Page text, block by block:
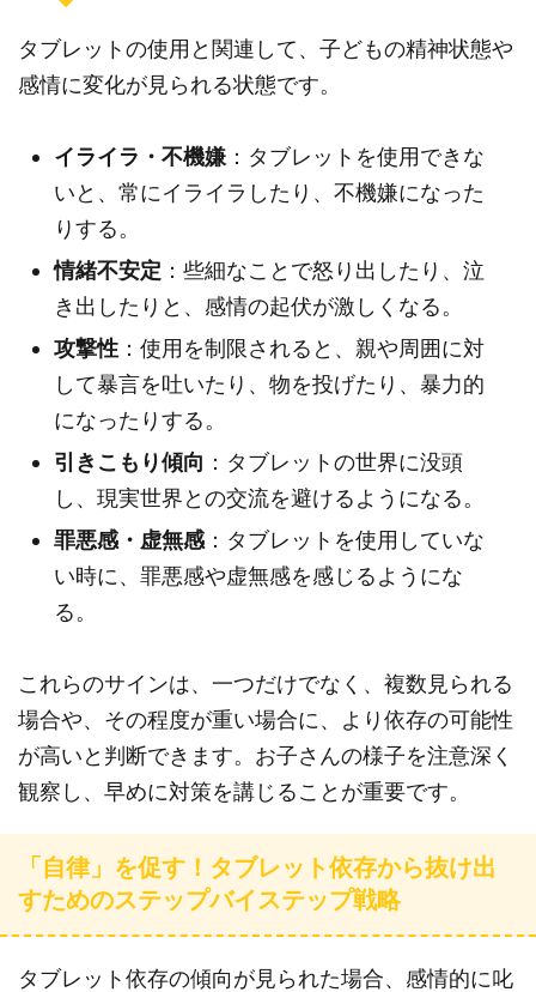
タブレットの使用と関連して、子どもの精神状態や
感情に変化が見られる状態です。
イライラ・不機嫌 ：タブレットを使用できな
いと、常にイライラしたり、不機嫌になった
りする。
情緒不安定 ：些細なことで怒り出したり、泣
き出したりと、感情の起伏が激しくなる。
攻撃性 ：使用を制限されると、親や周囲に対
して暴言を吐いたり、物を投げたり、暴力的
になったりする。
引きこもり傾向 ：タブレットの世界に没頭
し、現実世界との交流を避けるようになる。
罪悪感・虚無感 ：タブレットを使用していな
い時に、罪悪感や虚無感を感じるようにな
る。
これらのサインは、一つだけでなく、複数見られる
場合や、その程度が重い場合に、より依存の可能性
が高いと判断できます。お子さんの様子を注意深く
観察し、早めに対策を講じることが重要です。
「自律」を促す！タブレット依存から抜け出
すためのステップバイステップ戦略
タブレット依存の傾向が見られた場合、感情的に叱